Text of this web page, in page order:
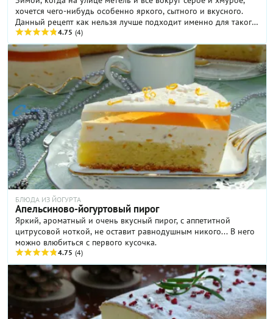
хочется чего-нибудь особенно яркого, сытного и вкусного.
Данный рецепт как нельзя лучше подходит именно для такого
"снежно- зимнего" настроения...
4.75 (4)
БЛЮДА ИЗ ЙОГУРТА
Апельсиново-йогуртовый пирог
Яркий, ароматный и очень вкусный пирог, с аппетитной
цитрусовой ноткой, не оставит равнодушным никого... В него
можно влюбиться с первого кусочка.
4.75 (4)